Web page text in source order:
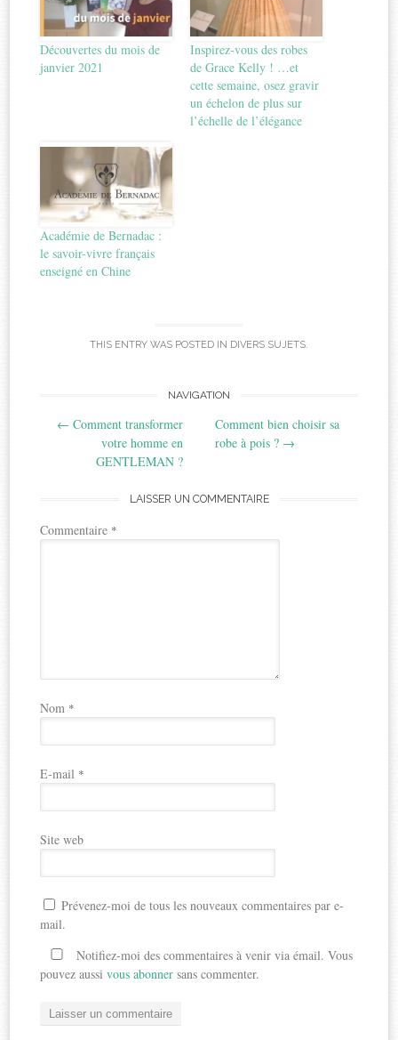
Découvertes du mois de
janvier 2021
Inspirez-vous des robes
de Grace Kelly ! …et
cette semaine, osez gravir
un échelon de plus sur
l’échelle de l’élégance
Académie de Bernadac :
le savoir-vivre français
enseigné en Chine
THIS ENTRY WAS POSTED IN DIVERS SUJETS.
navigation
NAVIGATION
← Comment transformer
votre homme en
GENTLEMAN ?
Comment bien choisir sa
robe à pois ? →
LAISSER UN COMMENTAIRE
Commentaire *
Nom *
E-mail *
Site web
Prévenez-moi de tous les nouveaux commentaires par e-
mail.
Notifiez-moi des commentaires à venir via émail. Vous
pouvez aussivous abonner sans commenter.